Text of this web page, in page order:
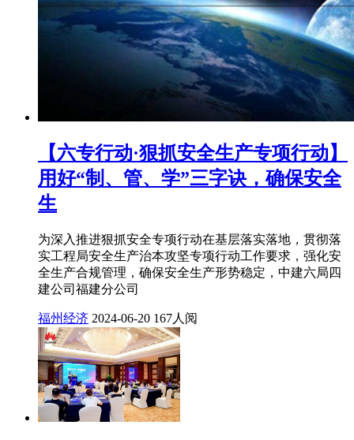
【六专行动·狠抓安全生产专项行动】
用好“制、管、学”三字诀，确保安全
生
为深入推进狠抓安全专项行动在基层落实落地，贯彻落
实工程局安全生产治本攻坚专项行动工作要求，强化安
全生产合规管理，确保安全生产形势稳定，中建六局四
建公司福建分公司
福州经济 2024-06-20 167人阅